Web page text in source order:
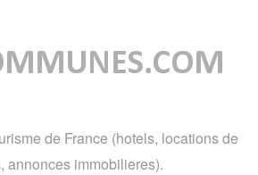
de France (hotels, locations de
annonces immobilieres).